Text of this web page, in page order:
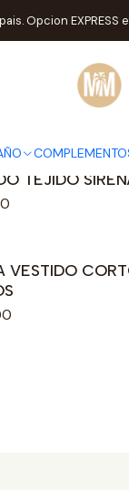
Opcion EXPRESS
Inicio
TEJIDO
VESTIDO